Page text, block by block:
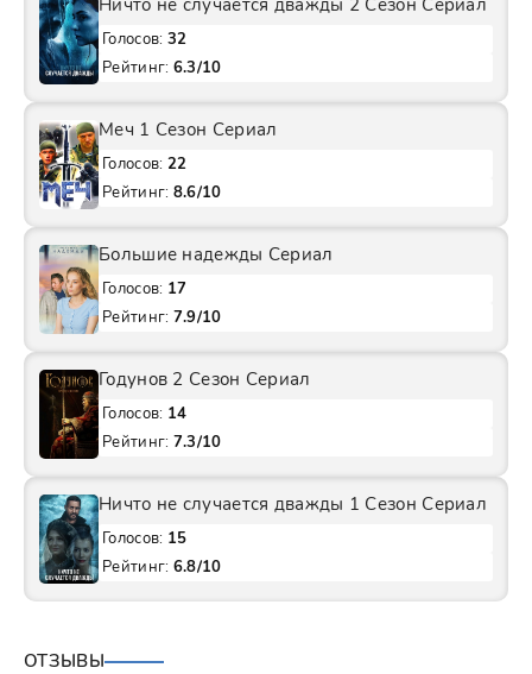
Ничто не случается дважды 2 Сезон Сериал
Голосов: 32
Рейтинг: 6.3/10
Меч 1 Сезон Сериал
Голосов: 22
Рейтинг: 8.6/10
Большие надежды Сериал
Голосов: 17
Рейтинг: 7.9/10
Годунов 2 Сезон Сериал
Голосов: 14
Рейтинг: 7.3/10
Ничто не случается дважды 1 Сезон Сериал
Голосов: 15
Рейтинг: 6.8/10
ОТЗЫВЫ